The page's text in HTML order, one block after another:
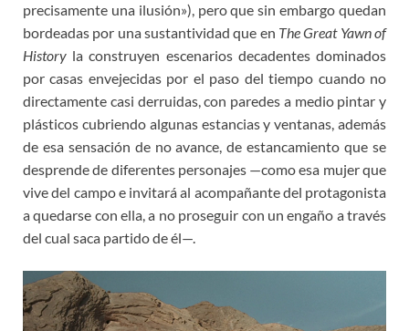
precisamente una ilusión»), pero que sin embargo quedan
bordeadas por una sustantividad que en The Great Yawn of
History la construyen escenarios decadentes dominados
por casas envejecidas por el paso del tiempo cuando no
directamente casi derruidas, con paredes a medio pintar y
plásticos cubriendo algunas estancias y ventanas, además
de esa sensación de no avance, de estancamiento que se
desprende de diferentes personajes —como esa mujer que
vive del campo e invitará al acompañante del protagonista
a quedarse con ella, a no proseguir con un engaño a través
del cual saca partido de él—.